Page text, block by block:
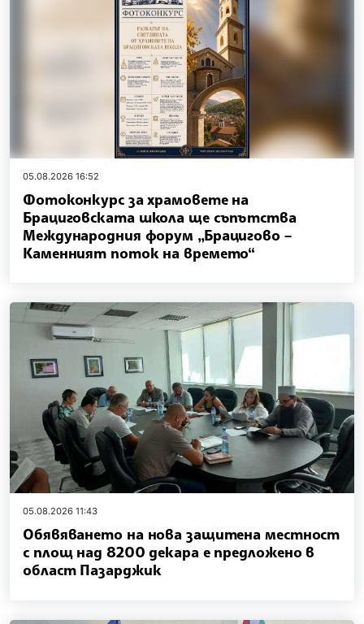
05.08.2026 16:52
Фотоконкурс за храмовете на
Брациговската школа ще съпътства
Международния форум „Брацигово –
Каменният поток на времето“
05.08.2026 11:43
Обявяването на нова защитена местност
с площ над 8200 декара е предложено в
област Пазарджик